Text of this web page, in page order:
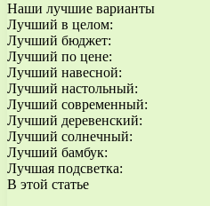
Наши лучшие варианты
Лучший в целом:
Лучший бюджет:
Лучший по цене:
Лучший навесной:
Лучший настольный:
Лучший современный:
Лучший деревенский:
Лучший солнечный:
Лучший бамбук:
Лучшая подсветка:
В этой статье